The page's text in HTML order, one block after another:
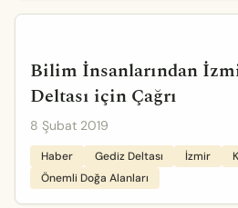
Bilim İnsanlarından
Deltası için Çağrı
8 Şubat 2019
Haber Gediz Deltası İzmir
Önemli Doğa Alanları